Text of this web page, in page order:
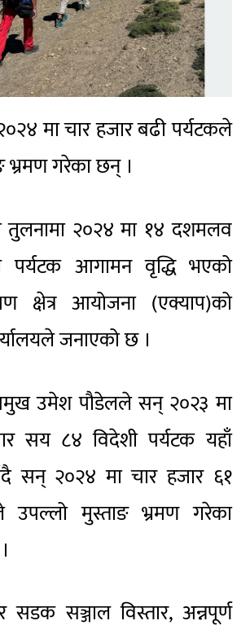
मा चार हजार बढी पर्यटकले
भ्रमण गरेका छन् ।
२०२४ मा १४ दशमलव
पर्यटक आगामन वृद्धि भएको
क्षेत्र आयोजना (एक्याप)को
जनाएको छ ।
उमेश पौडेलले सन् २०२३ मा
सय ८४ विदेशी पर्यटक यहाँ
सन् २०२४ मा चार हजार ६१
उपल्लो मुस्ताङ भ्रमण गरेका
सञ्जाल विस्तार, अन्नपूर्ण